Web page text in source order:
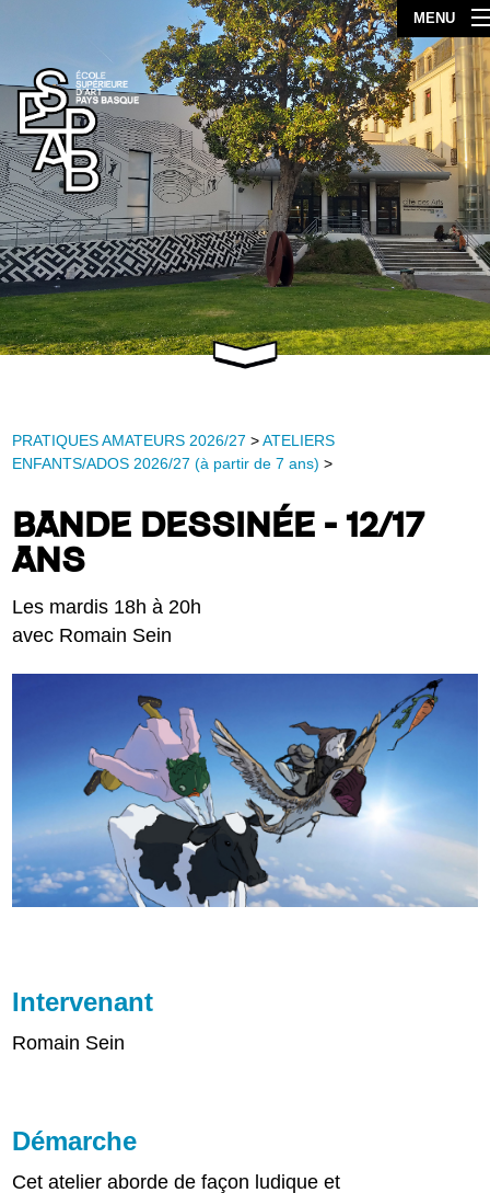
MENU
PRATIQUES AMATEURS 2026/27 >ATELIERS
ENFANTS/ADOS 2026/27 (à partir de 7 ans) >
BANDE DESSINÉE - 12/17
ANS
Les mardis 18h à 20h
avec Romain Sein
Intervenant
Romain Sein
Démarche
Cet atelier aborde de façon ludique et